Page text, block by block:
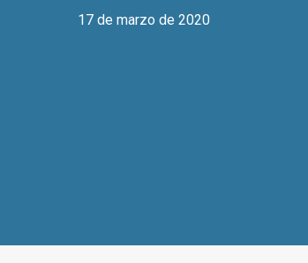
17 de marzo de 2020